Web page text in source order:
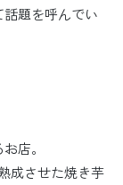
話題を呼んでい
店。
成させた焼き芋